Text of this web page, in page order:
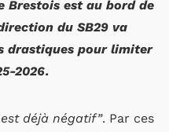
Brestois est au bord de
du SB29 va
drastiques pour limiter
2026.
déjà négatif”. Par ces